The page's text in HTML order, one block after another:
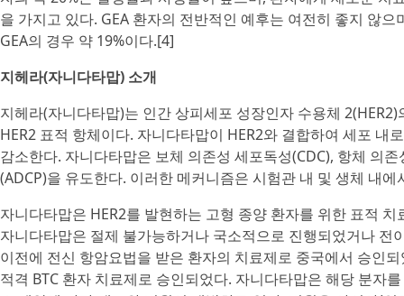
을 가지고 있다. GEA 환자의 전반적인 예후는 여전히 좋지 않
GEA의 경우 약 19%이다.[4]
지헤라(자니다타맙) 소개
지헤라(자니다타맙)는 인간 상피세포 성장인자 수용체
HER2 표적 항체이다. 자니다타맙이 HER2와 결합하여 세포 내
감소한다. 자니다타맙은 보체 의존성 세포독성(CDC), 항체 의
(ADCP)을 유도한다. 이러한 메커니즘은 시험관 내 및 생체 내
자니다타맙은 HER2를 발현하는 고형 종양 환자를 위한 표적
자니다타맙은 절제 불가능하거나 국소적으로 진행되었거나 전
이전에 전신 항암요법을 받은 환자의 치료제로 중국에서 승인
적격 BTC 환자 치료제로 승인되었다. 자니다타맙은 해당 분자